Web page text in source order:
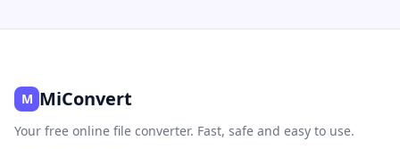
M MiConvert
Your free online file converter. Fast, safe and easy to use.